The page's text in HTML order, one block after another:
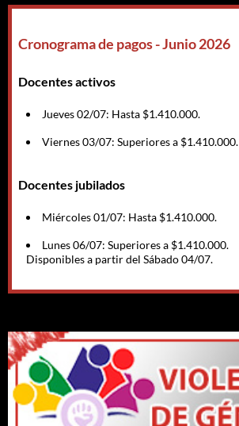
Cronograma de pagos - Junio 2026
Docentes activos
Jueves 02/07: Hasta $1.410.000.
Viernes 03/07: Superiores a $1.410.000.
Docentes jubilados
Miércoles 01/07: Hasta $1.410.000.
Lunes 06/07: Superiores a $1.410.000.
Disponibles a partir del Sábado 04/07.